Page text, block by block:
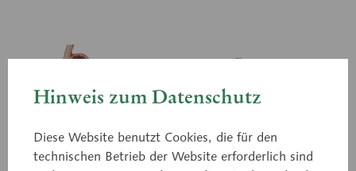
Hinweis zum Datenschutz
Diese Website benutzt Cookies, die für den
technischen Betrieb der Website erforderlich sind